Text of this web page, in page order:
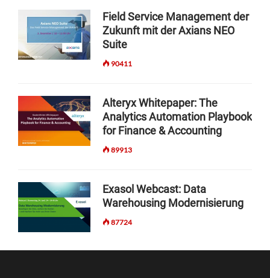
Field Service Management der
Zukunft mit der Axians NEO
Suite
90411
Alteryx Whitepaper: The
Analytics Automation Playbook
for Finance & Accounting
89913
Exasol Webcast: Data
Warehousing Modernisierung
87724